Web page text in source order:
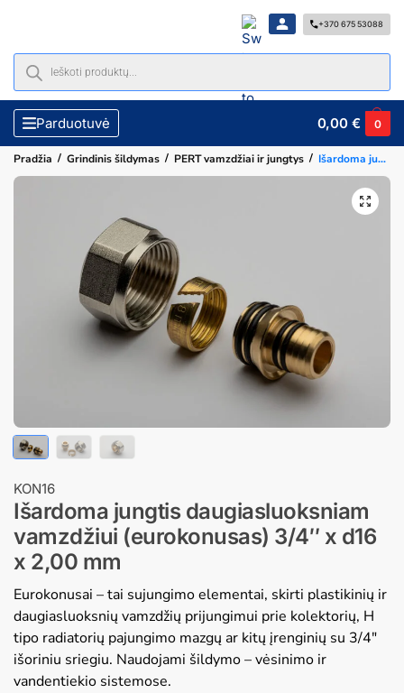
+370 675 53088
Parduotuvė 0,00€ 0
Pradžia / Grindinis šildymas / PERT vamzdžiai ir jungtys / Išardoma jungtis daugiasluoksniam vamzdžiui (eurokonusas) 3/4″ x d16 x 2,00 mm
KON16
Išardoma jungtis daugiasluoksniam
vamzdžiui (eurokonusas) 3/4″ x d16
x 2,00 mm
Eurokonusai – tai sujungimo elementai, skirti plastikinių ir
daugiasluoksnių vamzdžių prijungimui prie kolektorių, H
tipo radiatorių pajungimo mazgų ar kitų įrenginių su 3/4″
išoriniu sriegiu. Naudojami šildymo – vėsinimo ir
vandentiekio sistemose.